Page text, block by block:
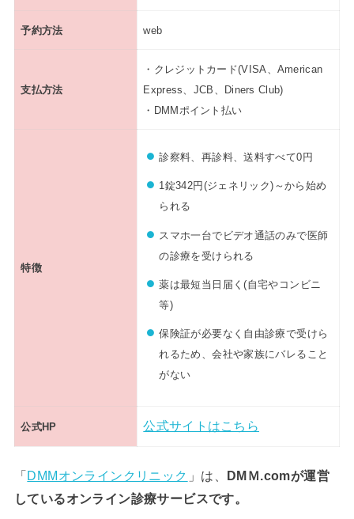
予約方法 web
支払方法
・クレジットカード(VISA、American
Express、JCB、Diners Club)
・DMMポイント払い
特徴
診察料、再診料、送料すべて0円
1錠342円(ジェネリック)～から始め
られる
スマホ一台でビデオ通話のみで医師
の診療を受けられる
薬は最短当日届く(自宅やコンビニ
等)
保険証が必要なく自由診療で受けら
れるため、会社や家族にバレること
がない
公式HP 公式サイトはこちら
「DMMオンラインクリニック 」は、 DMＭ.comが運営
しているオンライン診療サービスです。